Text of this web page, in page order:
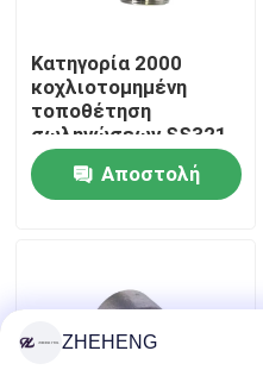
Company News
Τοποθετήσεις
Αγκώνας σωλήνων
Κατηγορία 2000
κοχλιοτομημένη
τοποθέτηση
σωληνώσεων SS321
DIN2982
Αποστολή
ZHEHENG